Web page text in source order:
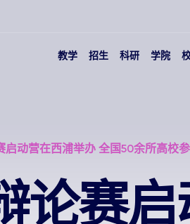
教学 招生 科研 学院
启动营在西浦举办 全国50余所高校
论赛